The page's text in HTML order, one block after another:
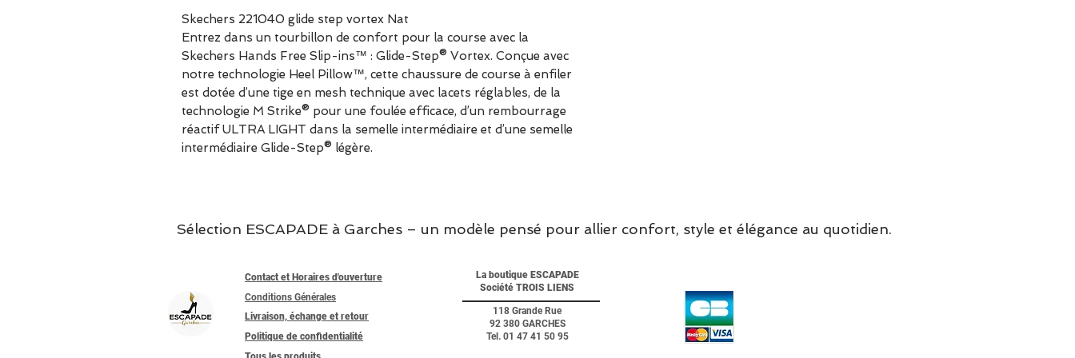
Skechers 221040 glide step vortex Nat
Entrez dans un tourbillon de confort pour la course avec la
Skechers Hands Free Slip-ins™ : Glide-Step® Vortex. Conçue avec
notre technologie Heel Pillow™, cette chaussure de course à enfiler
est dotée d’une tige en mesh technique avec lacets réglables, de la
technologie M Strike® pour une foulée efficace, d’un rembourrage
réactif ULTRA LIGHT dans la semelle intermédiaire et d’une semelle
intermédiaire Glide-Step® légère.
Sélection ESCAPADE à Garches – un modèle pensé pour allier confort, style et élégance au quotidien.
Contact et Horaires d'ouverture
Conditions Générales
Livraison, échange et retour
Politique de confidentialité
La boutique ESCAPADE
Société TROIS LIENS
118 Grande Rue
92 380 GARCHES
Tel. 01 47 41 50 95